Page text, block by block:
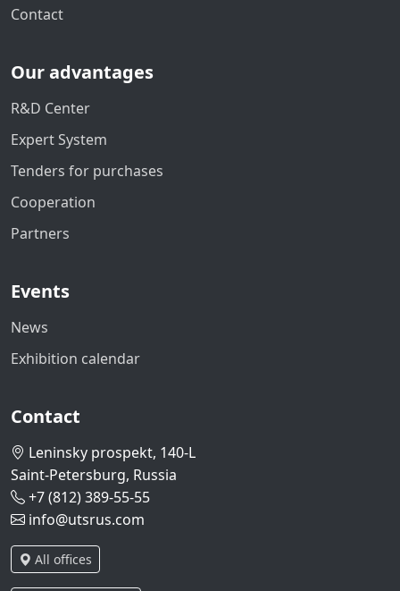
Contact
Our advantages
R&D Center
Expert System
Tenders for purchases
Cooperation
Partners
Events
News
Exhibition calendar
Contact
Leninsky prospekt, 140-L
Saint-Petersburg, Russia
+7 (812) 389-55-55
info@utsrus.com
All offices